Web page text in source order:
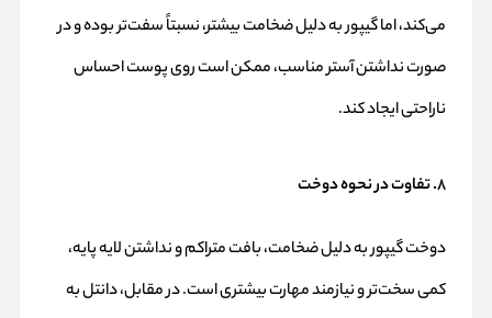
می‌کند، اما گیپور به دلیل ضخامت بیشتر، نسبتاً سفت‌تر بوده و در
صورت نداشتن آستر مناسب، ممکن است روی پوست احساس
ناراحتی ایجاد کند.
۸. تفاوت در نحوه دوخت
دوخت گیپور به دلیل ضخامت، بافت متراکم و نداشتن لایه پایه،
کمی سخت‌تر و نیازمند مهارت بیشتری است. در مقابل، دانتل به